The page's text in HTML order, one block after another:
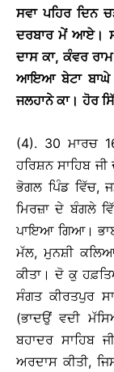
ਸਵਾ ਪਹਿਰ ਦਿਨ
ਦਰਬਾਰ ਮੇਂ ਆਏ।
ਦਾਸ ਕਾ, ਕੰਵਰ
ਆਇਆ ਬੇਟਾ ਬਾਘੇ
ਜਲਹਾਨੇ ਕਾ। ਹੋਰ
(4). 30 ਮਾਰਚ
ਹਰਿਸ਼ਨ ਸਾਹਿਬ
ਭੋਗਲ ਪਿੰਡ ਵਿੱਚ,
ਮਿਰਜ਼ਾ ਦੇ ਬੰਗਲੇ
ਪਾਇਆ ਗਿਆ।
ਮੱਲ, ਮੁਨਸ਼ੀ
ਕੀਤਾ। ਦੋ ਕੁ
ਸੰਗਤ ਕੀਰਤਪੁਰ
(ਭਾਦਉਂ ਵਦੀ
ਬਹਾਦਰ ਸਾਹਿਬ
ਅਰਦਾਸ ਕੀਤੀ,